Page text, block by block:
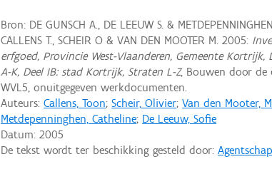
Bron: DE GUNSCH A., DE LEEUW S. &
CALLENS T., SCHEIR O & VAN DEN MOOTER M. 2005:
erfgoed, Provincie West-Vlaanderen, Gemeente
A-K, Deel IB: stad Kortrijk, Straten L-Z, Bouwen door de
WVL5, onuitgegeven werkdocumenten.
Auteurs:Callens, Toon;Scheir, Olivier;Van den Mooter,
Metdepenninghen, Catheline; De Leeuw, Sofie
Datum:2005
De tekst wordt ter beschikking gesteld door: